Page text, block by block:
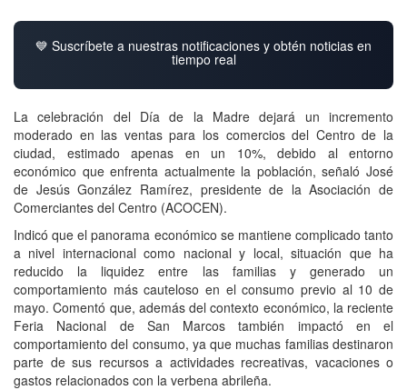
💙 Suscríbete a nuestras notificaciones y obtén noticias en
tiempo real
La celebración del Día de la Madre dejará un incremento
moderado en las ventas para los comercios del Centro de la
ciudad, estimado apenas en un 10%, debido al entorno
económico que enfrenta actualmente la población, señaló José
de Jesús González Ramírez, presidente de la Asociación de
Comerciantes del Centro (ACOCEN).
Indicó que el panorama económico se mantiene complicado tanto
a nivel internacional como nacional y local, situación que ha
reducido la liquidez entre las familias y generado un
comportamiento más cauteloso en el consumo previo al 10 de
mayo. Comentó que, además del contexto económico, la reciente
Feria Nacional de San Marcos también impactó en el
comportamiento del consumo, ya que muchas familias destinaron
parte de sus recursos a actividades recreativas, vacaciones o
gastos relacionados con la verbena abrileña.